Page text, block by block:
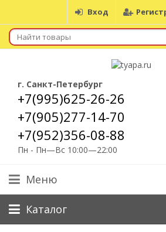
Вход
г. Санкт-Петербург
+7(995)625-26-26
+7(905)277-14-70
+7(952)356-08-88
Пн - Пн—Вс 10:00—22:00
Меню
Каталог